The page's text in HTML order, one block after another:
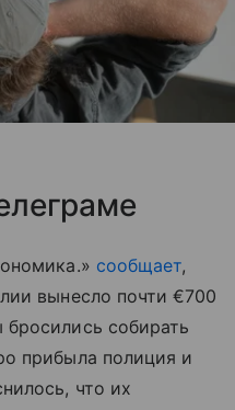
сообщает,
вынесло почти €700
собирать
прибыла полиция и
что их